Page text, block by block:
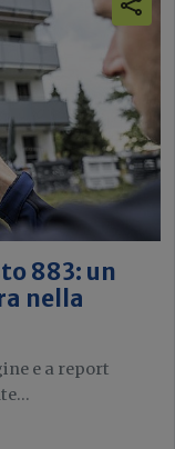
883: un
nella
e a report